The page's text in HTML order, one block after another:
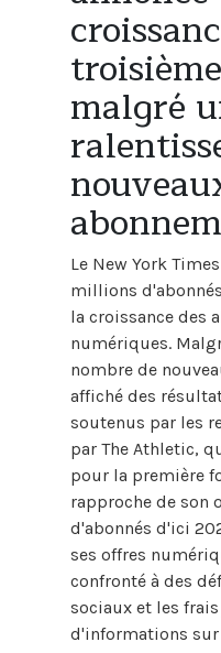
malgré
Le New York
millions
la croissance des
numériques.
nombre de
affiché des
soutenus par les
par The Athletic,
pour la première
rapproche de son
d'abonnés d'ici
ses offres
confronté à des
sociaux et les
d'informations sur